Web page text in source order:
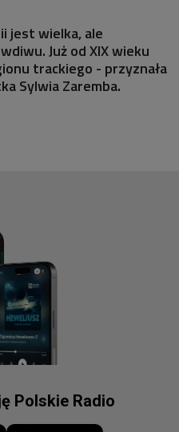
jest wielka, ale
Już od XIX wieku
trackiego - przyznała
Sylwia Zaremba.
Polskie Radio